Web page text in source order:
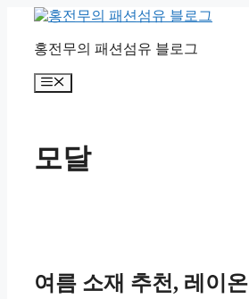
홍전무의 패션섬유 블로그
메
모달
여름 소재 추천, 레이온